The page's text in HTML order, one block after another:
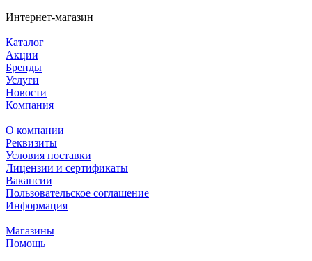
Интернет-магазин
Каталог
Акции
Бренды
Услуги
Новости
Компания
О компании
Реквизиты
Условия поставки
Лицензии и сертификаты
Вакансии
Пользовательское соглашение
Информация
Магазины
Помощь